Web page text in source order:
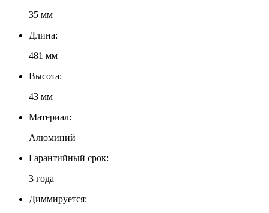
35 мм
Длина:
481 мм
Высота:
43 мм
Материал:
Алюминий
Гарантийный срок:
3 года
Диммируется: